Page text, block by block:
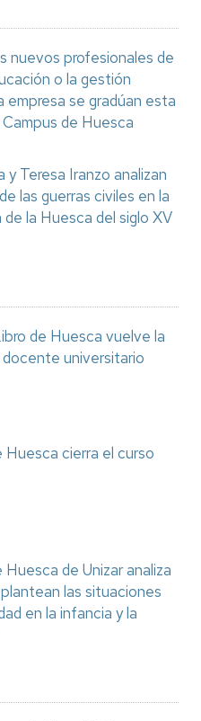
nuevos profesionales de
o la gestión
empresa se gradúan esta
de Huesca
y Teresa Iranzo analizan
las guerras civiles en la
la Huesca del siglo XV
de Huesca vuelve la
docente universitario
Huesca cierra el curso
Huesca de Unizar analiza
las situaciones
en la infancia y la